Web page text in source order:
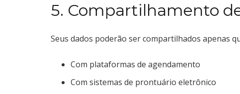
5. Compartilhamento
Seus dados poderão ser compartilhados apenas
Com plataformas de agendamento
Com sistemas de prontuário eletrônico